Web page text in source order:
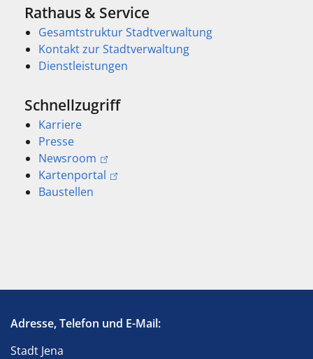
Rathaus & Service
Gesamtstruktur Stadtverwaltung
Kontakt zur Stadtverwaltung
Dienstleistungen
Schnellzugriff
Karriere
Presse
Newsroom
Kartenportal
Baustellen
Adresse, Telefon und E-Mail:
Stadt Jena